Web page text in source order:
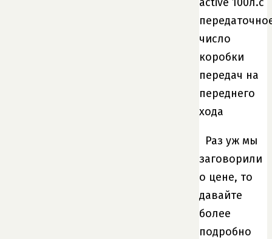
Раз уж мы
заговорили
о цене, то
давайте
более
подробно